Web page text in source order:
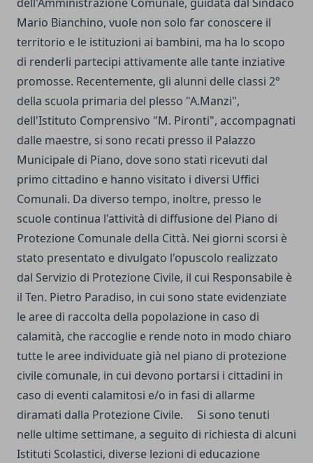
Mario Bianchino, vuole non solo far conoscere il
territorio e le istituzioni ai bambini, ma ha lo scopo
di renderli partecipi attivamente alle tante inziative
promosse. Recentemente, gli alunni delle classi 2°
della scuola primaria del plesso "A.Manzi",
dell'Istituto Comprensivo "M. Pironti", accompagnati
dalle maestre, si sono recati presso il Palazzo
Municipale di Piano, dove sono stati ricevuti dal
primo cittadino e hanno visitato i diversi Uffici
Comunali. Da diverso tempo, inoltre, presso le
scuole continua l'attività di diffusione del Piano di
Protezione Comunale della Città. Nei giorni scorsi è
stato presentato e divulgato l'opuscolo realizzato
dal Servizio di Protezione Civile, il cui Responsabile è
il Ten. Pietro Paradiso, in cui sono state evidenziate
le aree di raccolta della popolazione in caso di
calamità, che raccoglie e rende noto in modo chiaro
tutte le aree individuate già nel piano di protezione
civile comunale, in cui devono portarsi i cittadini in
caso di eventi calamitosi e/o in fasi di allarme
diramati dalla Protezione Civile. Si sono tenuti
nelle ultime settimane, a seguito di richiesta di alcuni
Istituti Scolastici, diverse lezioni di educazione